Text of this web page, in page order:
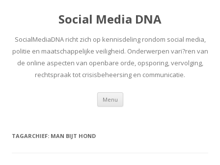
Social Media DNA
SocialMediaDNA richt zich op kennisdeling rondom social media,
politie en maatschappelijke veiligheid. Onderwerpen vari?ren van
de online aspecten van openbare orde, opsporing, vervolging,
rechtspraak tot crisisbeheersing en communicatie.
Menu Spring
inhoud
TAGARCHIEF: MAN BIJT HOND